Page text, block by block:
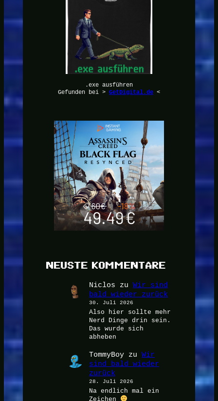
.exe ausführen
Gefunden bei > GetDigital.de <
NEUSTE KOMMENTARE
Niclos zuWir sind
bald wieder zurück
30. Juli 2026
Also hier sollte mehr
Nerd Dinge drin sein.
Das wurde sich
abheben
TommyBoy zuWir
sind bald wieder
zurück
28. Juli 2026
Na endlich mal ein
Zeichen